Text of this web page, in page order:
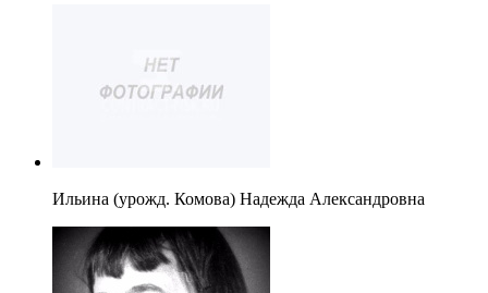
Ильина (урожд. Комова) Надежда Александровна